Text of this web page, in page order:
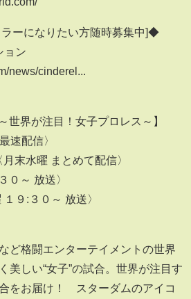
ーになりたい方随時募集中]◆
ョン
news/cinderel...
世界が注目！女子プロレス～】
速配信〉
末水曜 まとめて配信〉
０～ 放送〉
９:３０～ 放送〉
ど格闘エンターテイメントの世界
美しい“女子”の試合。世界が注目す
をお届け！ スターダムのアイコ